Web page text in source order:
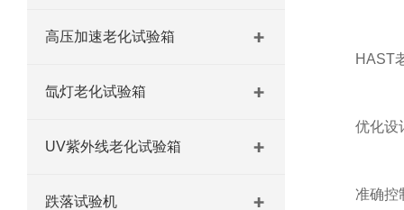
高压加速老化试验箱
氙灯老化试验箱
UV紫外线老化试验箱
跌落试验机
HAST老
优化设计
准确控制